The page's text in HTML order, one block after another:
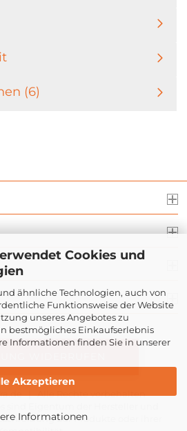
Cookies und
ähnliche Technologien, auch von
Funktionsweise der Website
unseres Angebotes zu
bestmögliches Einkaufserlebnis
Informationen finden Sie in unserer
Akzeptieren
Informationen
(6)
WIDERRUFEN
| Alle Rechte vorbehalten
der Produkte oder ihrer